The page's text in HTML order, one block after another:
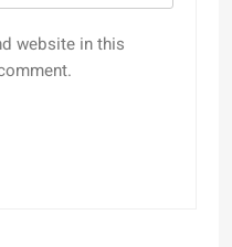
website in this